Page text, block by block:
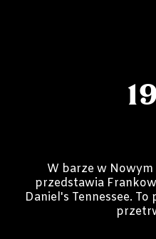
W barze w Nowym
przedstawia
Daniel's Tennessee.